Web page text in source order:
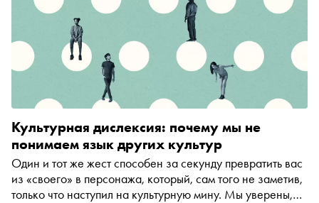
Культурная дислексия: почему мы не
понимаем язык других культур
Один и тот же жест способен за секунду превратить вас
из «своего» в персонажа, который, сам того не заметив,
только что наступил на культурную мину. Мы уверены,